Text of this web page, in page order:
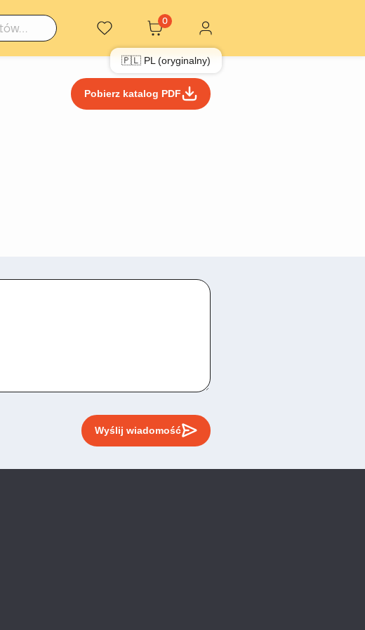
0
🇵🇱 PL (oryginalny)
Pobierz katalog PDF
Wyślij wiadomość